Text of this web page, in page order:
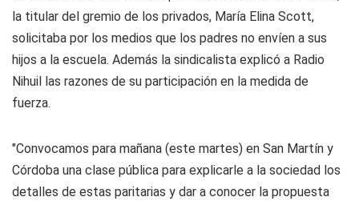
la titular del gremio de los privados, María Elina Scott,
solicitaba por los medios que los padres no envíen a sus
hijos a la escuela. Además la sindicalista explicó a Radio
Nihuil las razones de su participación en la medida de
fuerza.
"Convocamos para mañana (este martes) en San Martín y
Córdoba una clase pública para explicarle a la sociedad los
detalles de estas paritarias y dar a conocer la propuesta